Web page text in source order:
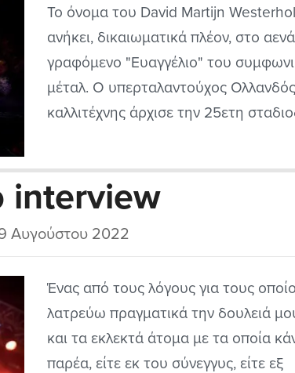
Το όνομα του David Martijn
ανήκει, δικαιωματικά πλέον, στο
γραφόμενο "Ευαγγέλιο" του
μέταλ. Ο υπερταλαντούχος Ολλανδός
καλλιτέχνης άρχισε την 25ετη
πρωτοπόρων συγκροτημάτων του
συμφωνικού μέταλ.
interview
Αυγούστου 2022
Ένας από τους λόγους για τους
λατρεύω πραγματικά την δουλειά
και τα εκλεκτά άτομα με τα οποία
παρέα, είτε εκ του σύνεγγυς, είτε εξ